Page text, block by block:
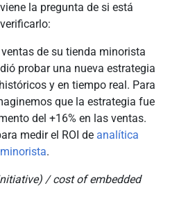
la pregunta de si está
de su tienda minorista
probar una nueva estrategia
y en tiempo real. Para
que la estrategia fue
del +16% en las ventas.
medir el ROI de analítica
.
/ cost of embedded